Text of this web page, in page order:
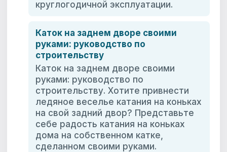
круглогодичной эксплуатации.
Каток на заднем дворе своими
руками: руководство по
строительству
Каток на заднем дворе своими
руками: руководство по
строительству. Хотите привнести
ледяное веселье катания на коньках
на свой задний двор? Представьте
себе радость катания на коньках
дома на собственном катке,
сделанном своими руками.